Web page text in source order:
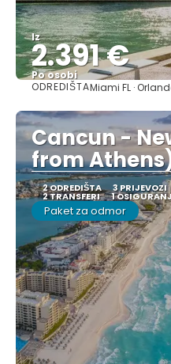
Iz
2.391 €
Po osobi
ODREDIŠTAMiami FL ·
Cancun -
from
2 ODREDIŠTA 3 PRIJEVOZI
2 TRANSFERI 1
Paket za odmor